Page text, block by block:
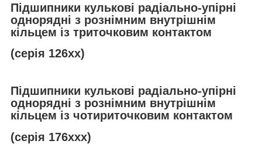
Підшипники кулькові радіально-упірні
однорядні з рознімним внутрішнім
кільцем із триточковим контактом
(серія 126хх)
Підшипники кулькові радіально-упірні
однорядні з рознімним внутрішнім
кільцем із чотириточковим контактом
(серія 176ххх)